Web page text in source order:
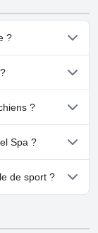
très
L'hôtel propose
ce qui est
considérer le 4
?
à une
Piscine
?
Spa ?
de sport ?